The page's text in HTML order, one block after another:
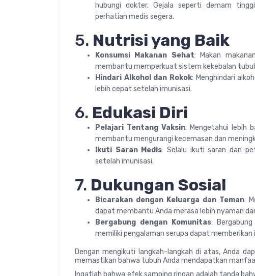
hubungi dokter. Gejala seperti demam
perhatian medis segera.
5. Nutrisi yang Baik
Konsumsi Makanan Sehat: Makan
membantu memperkuat sistem kekebalan
Hindari Alkohol dan Rokok: Menghindari
lebih cepat setelah imunisasi.
6. Edukasi Diri
Pelajari Tentang Vaksin: Mengetahui lebih
membantu mengurangi kecemasan dan
Ikuti Saran Medis: Selalu ikuti saran dan
setelah imunisasi.
7. Dukungan Sosial
Bicarakan dengan Keluarga dan Teman:
dapat membantu Anda merasa lebih nyaman
Bergabung dengan Komunitas:
memiliki pengalaman serupa dapat
Dengan mengikuti langkah-langkah di atas, Anda
memastikan bahwa tubuh Anda mendapatkan
Ingatlah bahwa efek samping ringan adalah tanda